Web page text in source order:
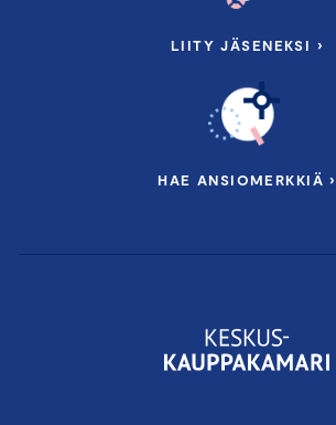
LIITY JÄSENEKSI ›
HAE ANSIOMERKKIÄ ›